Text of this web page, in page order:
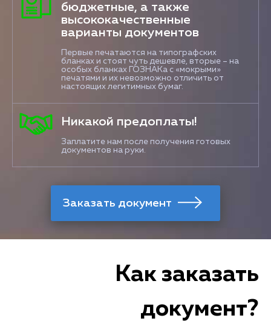
бюджетные, а также
высококачественные
варианты документов
Первые печатаются на типографских
бланках и стоят чуть дешевле, вторые – на
особых бланках ГОЗНАКа с «мокрыми»
печатями и их невозможно отличить от
настоящих легитимных бумаг.
Никакой предоплаты!
Заплатите нам после получения готовых
документов на руки.
Как заказать
документ?